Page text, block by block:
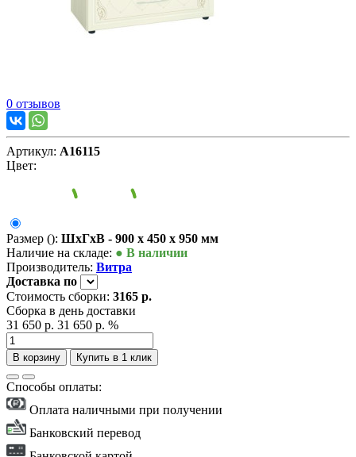
0 отзывов
Артикул: А16115
Цвет:
Размер (): ШxГxВ - 900 x 450 x 950 мм
Наличие на складе: ● В наличии
Производитель: Витра
Доставка по
Стоимость сборки: 3165 р.
Сборка в день доставки
31 650 р. 31 650 р. %
В корзину Купить в 1 клик
Способы оплаты:
Оплата наличными при получении
Банковский перевод